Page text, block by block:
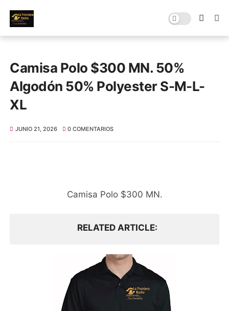
Camisa Polo $300 MN. 50%
Algodón 50% Polyester S-M-L-
XL
JUNIO 21, 2026 0 COMENTARIOS
Camisa Polo $300 MN.
RELATED ARTICLE